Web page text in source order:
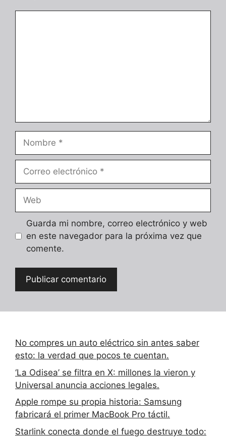
electrónico
Guarda mi nombre, correo electrónico y web
en este navegador para la próxima vez que
comente.
No compres un auto eléctrico sin antes saber
esto: la verdad que pocos te cuentan.
‘La Odisea’ se filtra en X: millones la vieron y
Universal anuncia acciones legales.
Apple rompe su propia historia: Samsung
fabricará el primer MacBook Pro táctil.
Starlink conecta donde el fuego destruye todo: